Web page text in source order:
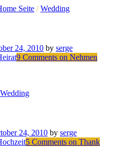
Seite /Wedding
24, 2010 by serge
9 Comments on Nehmen
Wedding
24, 2010 by serge
5 Comments on Thank